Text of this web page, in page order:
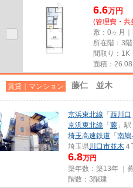
6.6万円
(管理費・共
敷：0ヶ月
所在階：3階
間取り：1K
面積：26.08
賃貸｜マンション 藤仁 並木
京浜東北線 「 西川口
京浜東北線 「 蕨 」
埼玉高速鉄道 「 南鳩
埼玉県川口市並木
6.8万円
築年数：築13年 ｜
階数：3階建